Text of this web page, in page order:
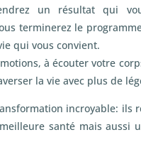
un résultat qui
terminerez le
qui vous convient.
à écouter votre
la vie avec plus de
incroyable: ils
santé mais aussi